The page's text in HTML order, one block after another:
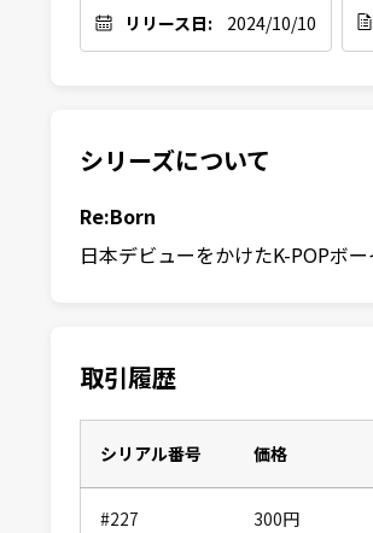
リリース日: 2024/10/10
シリーズについて
Re:Born
日本デビューをかけたK-POPボ
取引履歴
シリアル番号 価格
#227 300円